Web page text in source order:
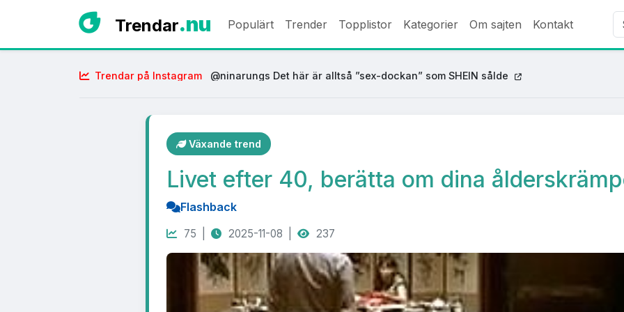
Trendar.nu Populärt Trender Topplistor Kategorier Om sajten Kontakt
Trendar på Instagram @ninarungs Det här är alltså ”sex-dockan” som SHEIN sålde
Växande trend
Livet efter 40, berätta om dina
Flashback
75 | 2025-11-08 | 237